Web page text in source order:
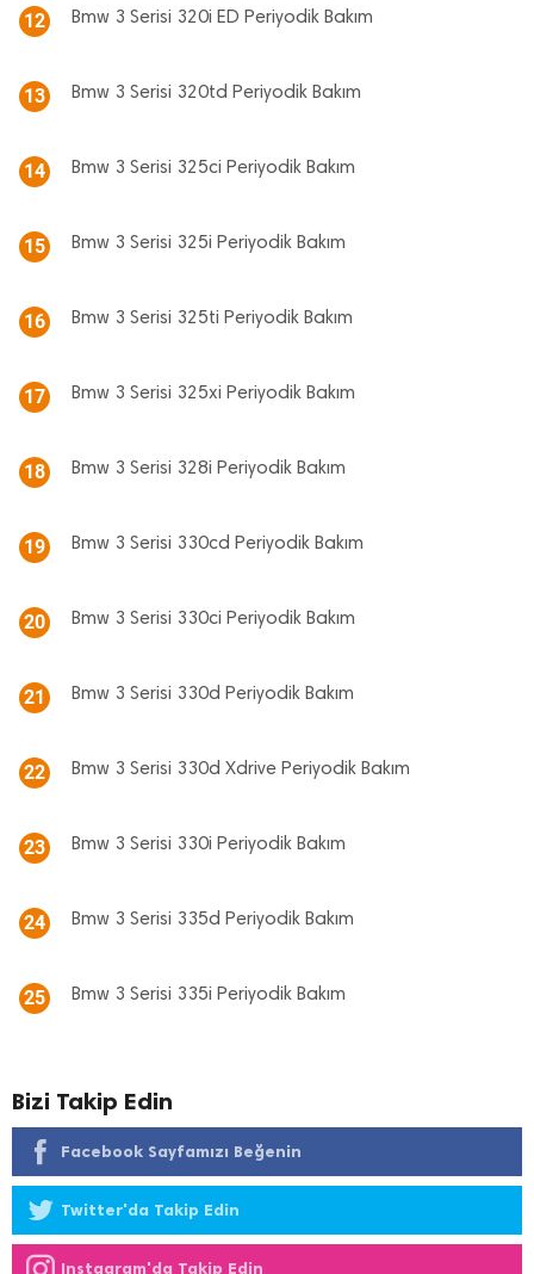
12 Bmw 3 Serisi 320i ED Periyodik Bakım
13 Bmw 3 Serisi 320td Periyodik Bakım
14 Bmw 3 Serisi 325ci Periyodik Bakım
15 Bmw 3 Serisi 325i Periyodik Bakım
16 Bmw 3 Serisi 325ti Periyodik Bakım
17 Bmw 3 Serisi 325xi Periyodik Bakım
18 Bmw 3 Serisi 328i Periyodik Bakım
19 Bmw 3 Serisi 330cd Periyodik Bakım
20 Bmw 3 Serisi 330ci Periyodik Bakım
21 Bmw 3 Serisi 330d Periyodik Bakım
22 Bmw 3 Serisi 330d Xdrive Periyodik Bakım
23 Bmw 3 Serisi 330i Periyodik Bakım
24 Bmw 3 Serisi 335d Periyodik Bakım
25 Bmw 3 Serisi 335i Periyodik Bakım
Bizi Takip Edin
Facebook Sayfamızı Beğenin
Twitter'da Takip Edin
Instagram'da Takip Edin